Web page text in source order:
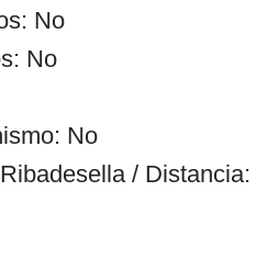
No
No
No
/